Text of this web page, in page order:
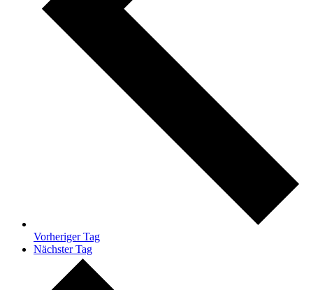
Vorheriger Tag
Nächster Tag